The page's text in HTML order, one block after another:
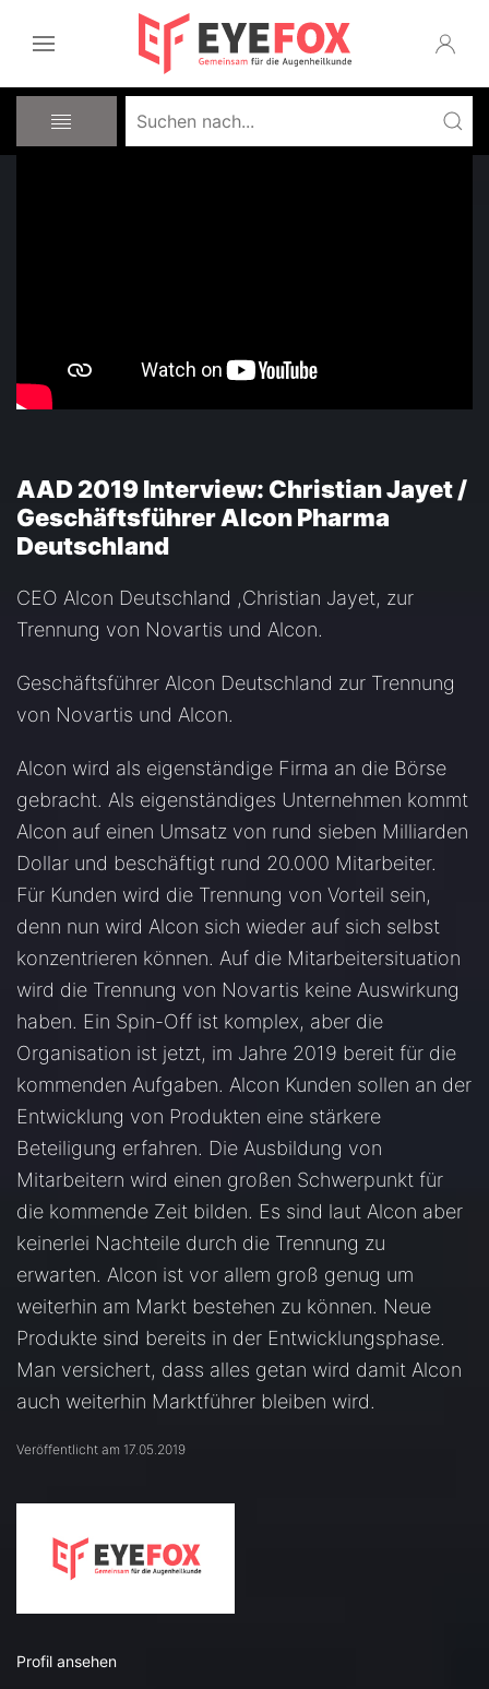
AAD 2019 Interview: Christian Jayet /
Geschäftsführer Alcon Pharma
Deutschland
CEO Alcon Deutschland ,Christian Jayet, zur
Trennung von Novartis und Alcon.
Geschäftsführer Alcon Deutschland zur Trennung
von Novartis und Alcon.
Alcon wird als eigenständige Firma an die Börse
gebracht. Als eigenständiges Unternehmen kommt
Alcon auf einen Umsatz von rund sieben Milliarden
Dollar und beschäftigt rund 20.000 Mitarbeiter.
Für Kunden wird die Trennung von Vorteil sein,
denn nun wird Alcon sich wieder auf sich selbst
konzentrieren können. Auf die Mitarbeitersituation
wird die Trennung von Novartis keine Auswirkung
haben. Ein Spin-Off ist komplex, aber die
Organisation ist jetzt, im Jahre 2019 bereit für die
kommenden Aufgaben. Alcon Kunden sollen an der
Entwicklung von Produkten eine stärkere
Beteiligung erfahren. Die Ausbildung von
Mitarbeitern wird einen großen Schwerpunkt für
die kommende Zeit bilden. Es sind laut Alcon aber
keinerlei Nachteile durch die Trennung zu
erwarten. Alcon ist vor allem groß genug um
weiterhin am Markt bestehen zu können. Neue
Produkte sind bereits in der Entwicklungsphase.
Man versichert, dass alles getan wird damit Alcon
auch weiterhin Marktführer bleiben wird.
Veröffentlicht am 17.05.2019
Profil ansehen